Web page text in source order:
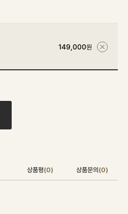
149,000원
상품평(0) 상품문의 (0)